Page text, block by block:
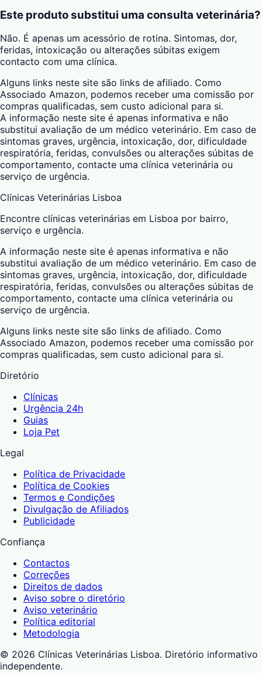
Este produto substitui uma consulta veterinária?
Não. É apenas um acessório de rotina. Sintomas, dor,
feridas, intoxicação ou alterações súbitas exigem
contacto com uma clínica.
Alguns links neste site são links de afiliado. Como
Associado Amazon, podemos receber uma comissão por
compras qualificadas, sem custo adicional para si.
A informação neste site é apenas informativa e não
substitui avaliação de um médico veterinário. Em caso de
sintomas graves, urgência, intoxicação, dor, dificuldade
respiratória, feridas, convulsões ou alterações súbitas de
comportamento, contacte uma clínica veterinária ou
serviço de urgência.
Clínicas Veterinárias Lisboa
Encontre clínicas veterinárias em Lisboa por bairro,
serviço e urgência.
A informação neste site é apenas informativa e não
substitui avaliação de um médico veterinário. Em caso de
sintomas graves, urgência, intoxicação, dor, dificuldade
respiratória, feridas, convulsões ou alterações súbitas de
comportamento, contacte uma clínica veterinária ou
serviço de urgência.
Alguns links neste site são links de afiliado. Como
Associado Amazon, podemos receber uma comissão por
compras qualificadas, sem custo adicional para si.
Diretório
Clínicas
Urgência 24h
Guias
Loja Pet
Legal
Política de Privacidade
Política de Cookies
Termos e Condições
Divulgação de Afiliados
Publicidade
Confiança
Contactos
Correções
Direitos de dados
Aviso sobre o diretório
Aviso veterinário
Política editorial
Metodologia
© 2026 Clínicas Veterinárias Lisboa. Diretório informativo
independente.